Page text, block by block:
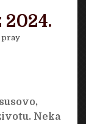
2024.
pray
Neka